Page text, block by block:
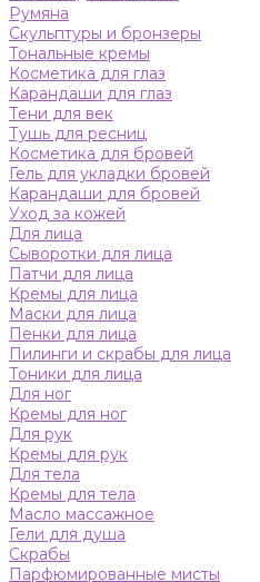
Румяна
Скульптуры и бронзеры
Тональные кремы
Косметика для глаз
Карандаши для глаз
Тени для век
Тушь для ресниц
Косметика для бровей
Гель для укладки бровей
Карандаши для бровей
Уход за кожей
Для лица
Сыворотки для лица
Патчи для лица
Кремы для лица
Маски для лица
Пенки для лица
Пилинги и скрабы для лица
Тоники для лица
Для ног
Кремы для ног
Для рук
Кремы для рук
Для тела
Кремы для тела
Масло массажное
Гели для душа
Скрабы
Парфюмированные мисты